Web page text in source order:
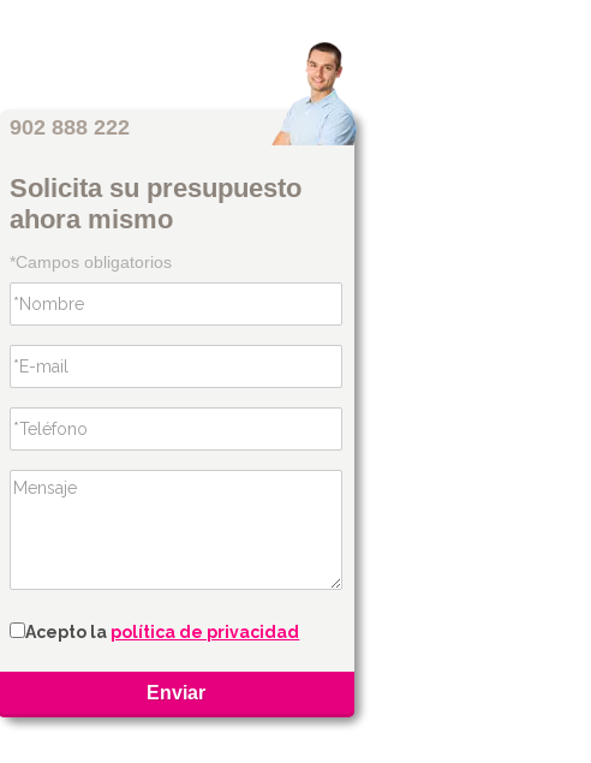
902 888 222
Solicita su presupuesto
ahora mismo
*Campos obligatorios
Acepto la política de privacidad